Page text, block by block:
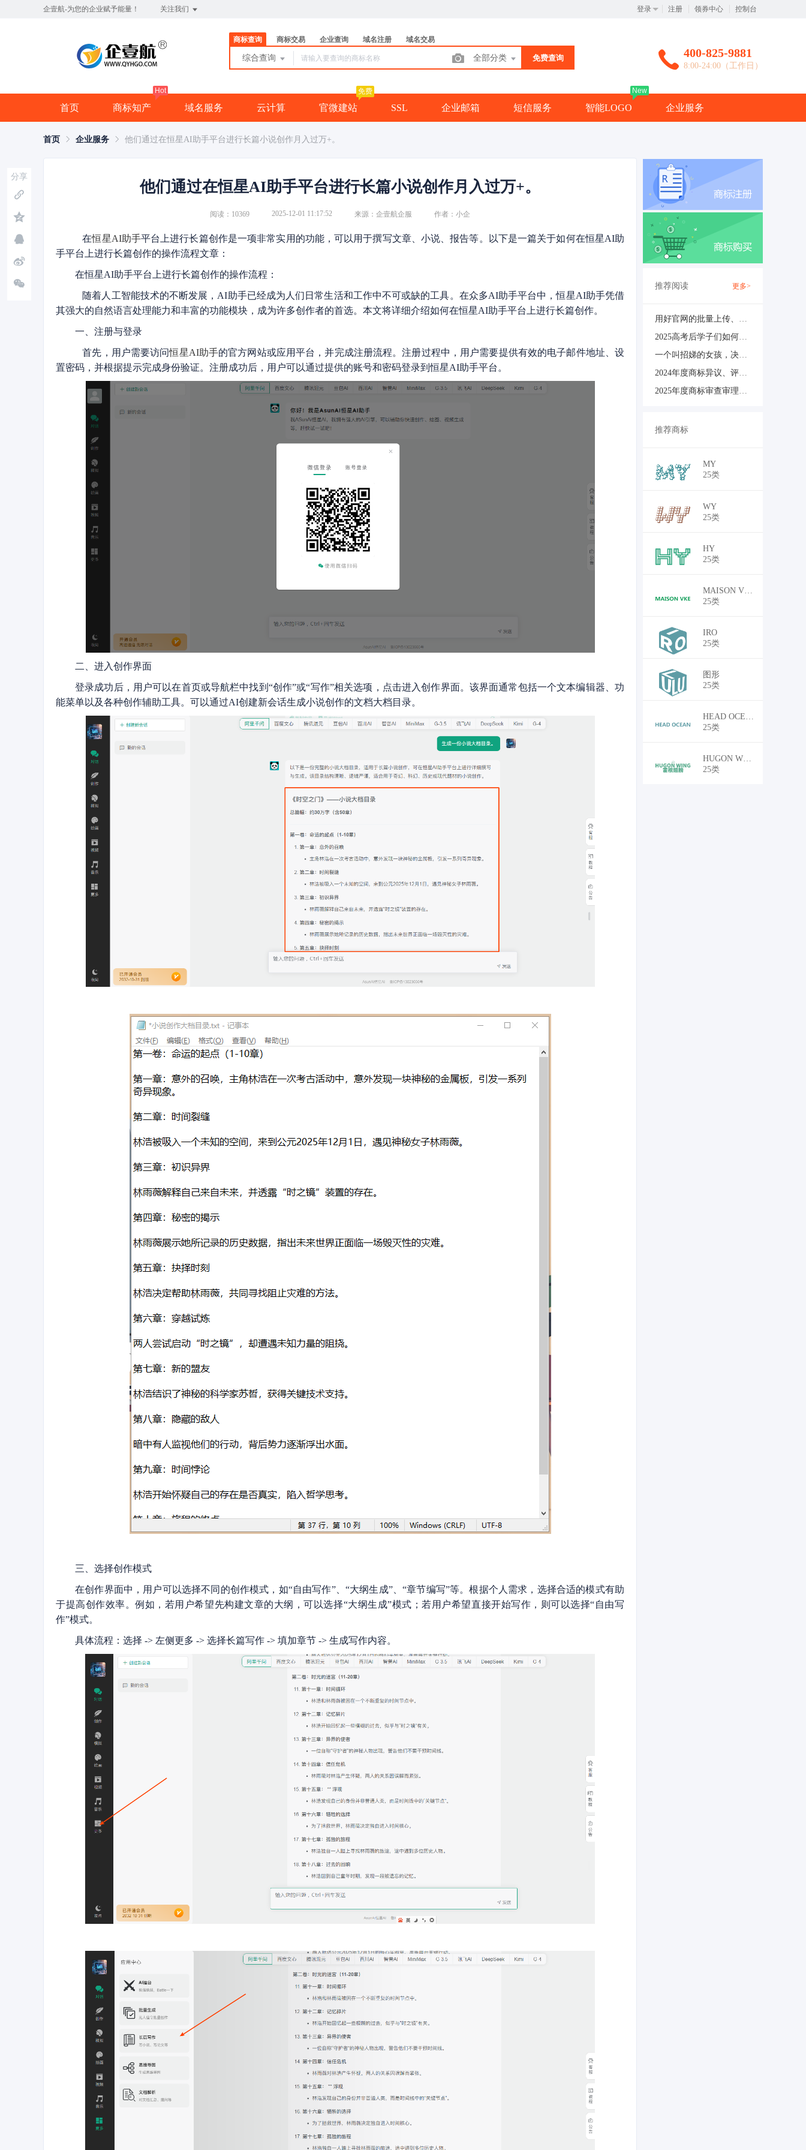
企壹航-为您的企业赋予能量！ 关注我们 登录 注册 领券中心 控制台
商标查询 商标交易 企业查询 域名注册 域名交易
综合查询 全部分类 免费查询 400-825-9881
8:00-24:00（工作日）
首页 商标知产
Hot
域名服务 云计算 官微建站
免费
SSL 企业邮箱 短信服务 智能LOGO
New
企业服务
首页 企业服务 他们通过在恒星AI助手平台进行长篇小说创作月入过万+。
他们通过在恒星AI助手平台进行长篇小说创作月入过万+。
阅读：10369 2025-12-01 11:17:52 来源：企壹航企服 作者：小企
在恒星AI助手平台上进行长篇创作是一项非常实用的功能，可以用于撰写文章、小说、报告等。以下是一篇关于如何在恒星AI助
手平台上进行长篇创作的操作流程文章：
在恒星AI助手平台上进行长篇创作的操作流程：
随着人工智能技术的不断发展，AI助手已经成为人们日常生活和工作中不可或缺的工具。在众多AI助手平台中，恒星AI助手凭借
其强大的自然语言处理能力和丰富的功能模块，成为许多创作者的首选。本文将详细介绍如何在恒星AI助手平台上进行长篇创作。
一、注册与登录
首先，用户需要访问恒星AI助手的官方网站或应用平台，并完成注册流程。注册过程中，用户需要提供有效的电子邮件地址、设
置密码，并根据提示完成身份验证。注册成功后，用户可以通过提供的账号和密码登录到恒星AI助手平台。
二、进入创作界面
登录成功后，用户可以在首页或导航栏中找到“创作”或“写作”相关选项，点击进入创作界面。该界面通常包括一个文本编辑器、功
能菜单以及各种创作辅助工具。可以通过AI创建新会话生成小说创作的文档大档目录。
三、选择创作模式
在创作界面中，用户可以选择不同的创作模式，如“自由写作”、“大纲生成”、“章节编写”等。根据个人需求，选择合适的模式有助
于提高创作效率。例如，若用户希望先构建文章的大纲，可以选择“大纲生成”模式；若用户希望直接开始写作，则可以选择“自由写
作”模式。
具体流程：选择 -> 左侧更多 -> 选择长篇写作 -> 填加章节 -> 生成写作内容。
推荐阅读 更多>
用好官网的批量上传、批量管理，办公效率至少提升一倍！
2025高考后学子们如何放松？
一个叫招娣的女孩，决定改名。
2024年度商标异议、评审典型案例
2025年度商标审查审理社会满意度调查工作告知书
推荐商标
MY
25类
￥41,250
WY
25类
￥41,250
HY
25类
￥33,750
MAISON VKE
25类
￥25,500
IRO
25类
￥74,250
图形
25类
￥33,750
HEAD OCEAN
25类
￥25,500
HUGON WING 霍根翅膀
25类
￥33,750
分享